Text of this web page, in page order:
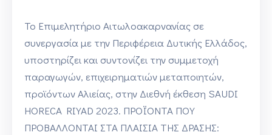
Το Επιμελητήριο Αιτωλοακαρνανίας σε
συνεργασία με την Περιφέρεια Δυτικής Ελλάδος,
υποστηρίζει και συντονίζει την συμμετοχή
παραγωγών, επιχειρηματιών μεταποιητών,
προϊόντων Αλιείας, στην Διεθνή έκθεση SAUDI
HORECA RIYAD 2023. ΠΡΟΪΟΝΤΑ ΠΟΥ
ΠΡΟΒΑΛΛΟΝΤΑΙ ΣΤΑ ΠΛΑΙΣΙΑ ΤΗΣ ΔΡΑΣΗΣ: